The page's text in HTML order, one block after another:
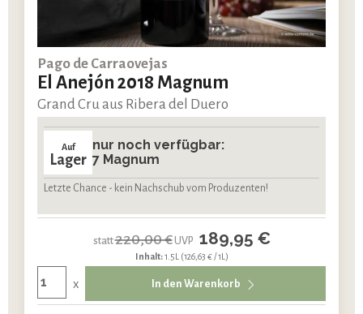
Pago de Carraovejas
El Anejón 2018 Magnum
Grand Cru aus Ribera del Duero
Auf
Lager
nur noch verfügbar:
7 Magnum
Letzte Chance - kein Nachschub vom Produzenten!
statt220,00 €UVP 189,95 €
Inhalt:1.5L (126,63 € / 1L)
x In den Warenkorb